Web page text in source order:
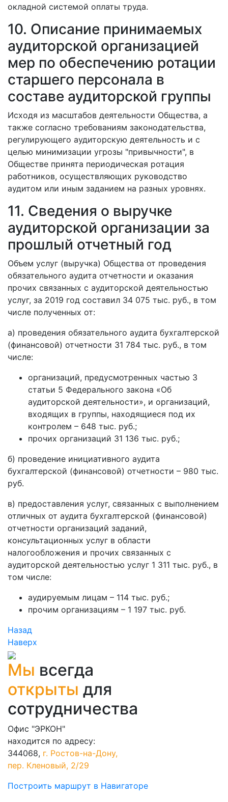
окладной системой оплаты труда.
10. Описание принимаемых
аудиторской организацией
мер по обеспечению ротации
старшего персонала в
составе аудиторской группы
Исходя из масштабов деятельности Общества, а
также согласно требованиям законодательства,
регулирующего аудиторскую деятельность и с
целью минимизации угрозы "привычности", в
Обществе принята периодическая ротация
работников, осуществляющих руководство
аудитом или иным заданием на разных уровнях.
11. Сведения о выручке
аудиторской организации за
прошлый отчетный год
Объем услуг (выручка) Общества от проведения
обязательного аудита отчетности и оказания
прочих связанных с аудиторской деятельностью
услуг, за 2019 год составил 34 075 тыс. руб., в том
числе полученных от:
а) проведения обязательного аудита бухгалтерской
(финансовой) отчетности 31 784 тыс. руб., в том
числе:
организаций, предусмотренных частью 3
статьи 5 Федерального закона «Об
аудиторской деятельности», и организаций,
входящих в группы, находящиеся под их
контролем – 648 тыс. руб.;
прочих организаций 31 136 тыс. руб.;
б) проведение инициативного аудита
бухгалтерской (финансовой) отчетности – 980 тыс.
руб.
в) предоставления услуг, связанных с выполнением
отличных от аудита бухгалтерской (финансовой)
отчетности организаций заданий,
консультационных услуг в области
налогообложения и прочих связанных с
аудиторской деятельностью услуг 1 311 тыс. руб., в
том числе:
аудируемым лицам – 114 тыс. руб.;
прочим организациям – 1 197 тыс. руб.
Назад
Наверх
Мы всегда
открыты для
сотрудничества
Офис "ЭРКОН"
находится по адресу:
344068, г. Ростов-на-Дону,
пер. Кленовый, 2/29
Построить маршрут в Навигаторе